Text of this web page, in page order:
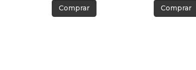
Comprar Comprar